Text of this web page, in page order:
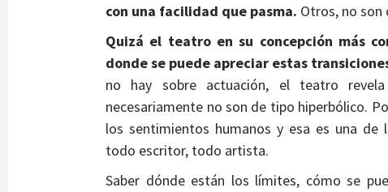
con una facilidad que pasma. Otros, no son
Quizá el teatro en su concepción más
donde se puede apreciar estas
no hay sobre actuación, el teatro
necesariamente no son de tipo hiperbólico.
los sentimientos humanos y esa es una
todo escritor, todo artista.
Saber dónde están los límites, cómo se